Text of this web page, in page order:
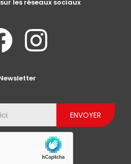
les réseaux sociaux